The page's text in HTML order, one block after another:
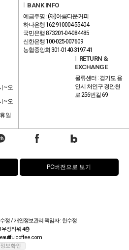
~오
~오
일
BANK INFO
예금주명 : (재)아름다운커피
하나은행 162-910004-55404
국민은행 873201-04-084485
신한은행 100-025-007609
농협중앙회 301-0140-3197-41
RETURN &
EXCHANGE
물류센터 : 경기도 용
인시 처인구 경안천
로 256번길 69
PC버전으로 보기
정 / 개인정보관리 책임자 : 한수정
우정타워 4층